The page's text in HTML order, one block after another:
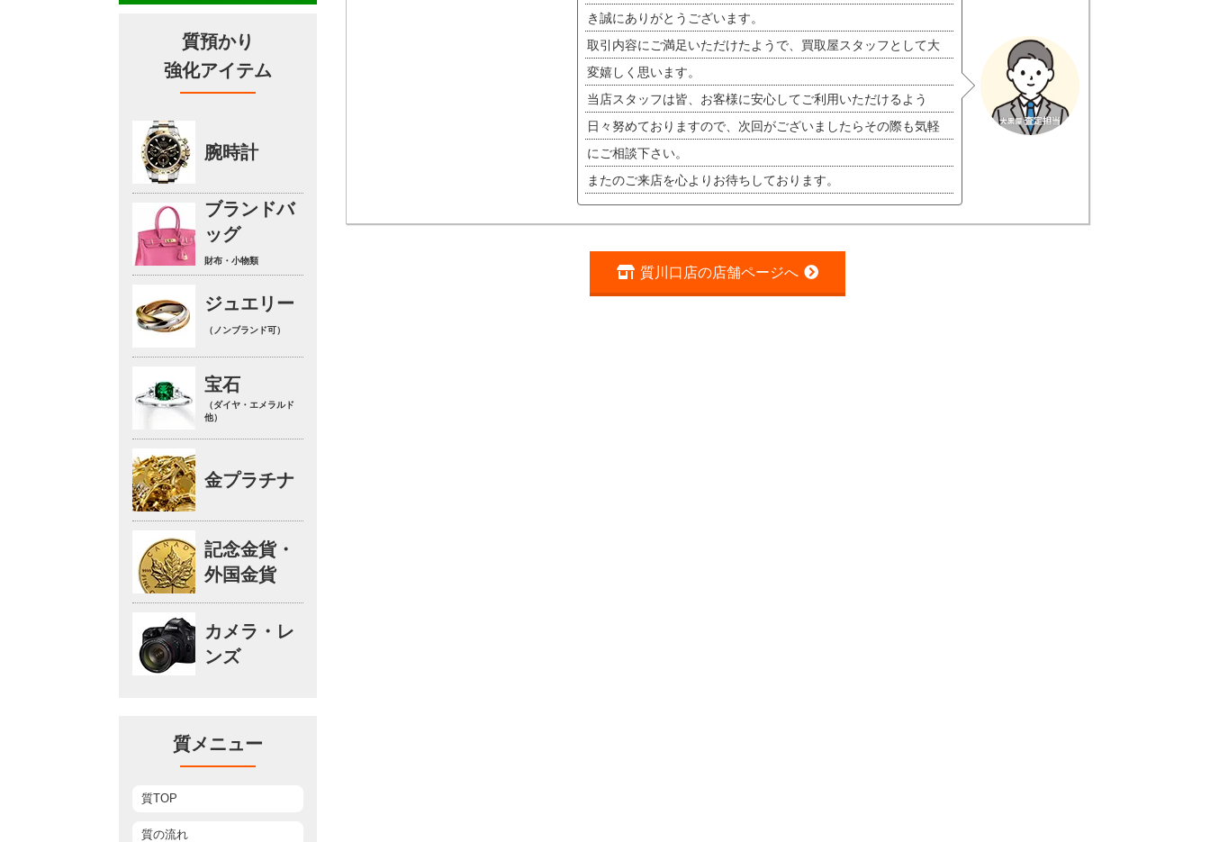
き誠にありがとうございます。
取引内容にご満足いただけたようで、買取屋スタッフとして大
変嬉しく思います。
当店スタッフは皆、お客様に安心してご利用いただけるよう
日々努めておりますので、次回がございましたらその際も気軽
にご相談下さい。
またのご来店を心よりお待ちしております。
質川口店の店舗ページへ
質預かり
強化アイテム
腕時計
ブランドバ
ッグ
財布・小物類
ジュエリー
（ノンブランド可）
宝石
（ダイヤ・エメラルド
他）
金プラチナ
記念金貨・
外国金貨
カメラ・レ
ンズ
質メニュー
質TOP
質の流れ